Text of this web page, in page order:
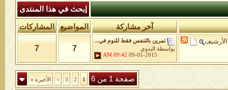
إبحث في هذا المنتدى
آخر مشاركة المواضيع المشاركات
الأرشيف
تمرين بالتنفس فقط للنوم في...
بواسطة
البدوي
09-01-2015
09:42 AM
7
7
صفحة 1 من 6 1
2
3
> الأخيرة »